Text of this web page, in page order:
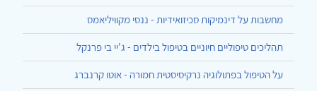
מחשבות על דינמיקות סכיזואידיות - ננסי מקוויליאמס
תהליכים טיפוליים חיוניים בטיפול בילדים - ג'יי בי פרנקל
על הטיפול בפתולוגיה נרקיסיסטית חמורה - אוטו קרנברג